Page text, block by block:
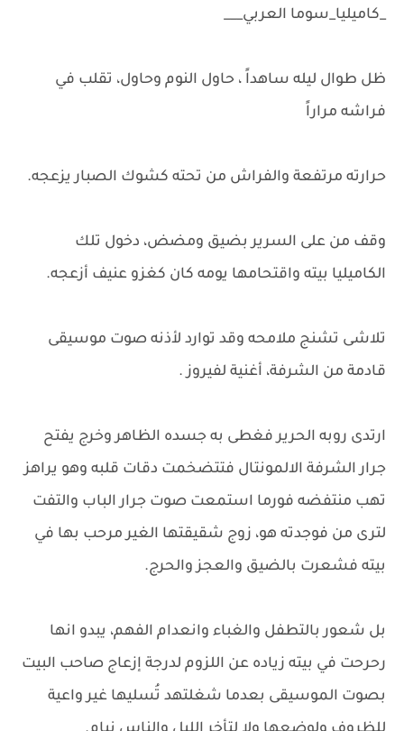
_كاميليا_سوما العربي___
ظل طوال ليله ساهداً ، حاول النوم وحاول، تقلب في
فراشه مراراً
حرارته مرتفعة والفراش من تحته كشوك الصبار يزعجه.
وقف من على السرير بضيق ومضض، دخول تلك
الكاميليا بيته واقتحامها يومه كان كغزو عنيف أزعجه.
تلاشى تشنج ملامحه وقد توارد لأذنه صوت موسيقى
قادمة من الشرفة، أغنية لفيروز .
ارتدى روبه الحرير فغطى به جسده الظاهر وخرج يفتح
جرار الشرفة الالمونتال فتتضخمت دقات قلبه وهو يراهز
تهب منتفضه فورما استمعت صوت جرار الباب والتفت
لترى من فوجدته هو، زوج شقيقتها الغير مرحب بها في
بيته فشعرت بالضيق والعجز والحرج.
بل شعور بالتطفل والغباء وانعدام الفهم، يبدو انها
رحرحت في بيته زياده عن اللزوم لدرجة إزعاج صاحب البيت
بصوت الموسيقى بعدما شغلتهد تُسليها غير واعية